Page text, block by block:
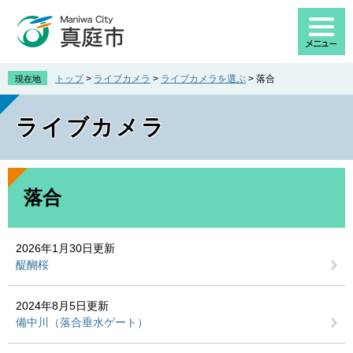
先
で
を
ば
へ
現在地 トップ > ライブカメラ > ライブカメラを選ぶ > 落合
ライブカメラ
本
落合
2026年1月30日更新
醍醐桜
2024年8月5日更新
備中川（落合垂水ゲート）